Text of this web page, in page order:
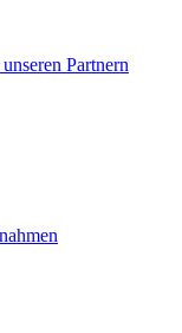
Partnern